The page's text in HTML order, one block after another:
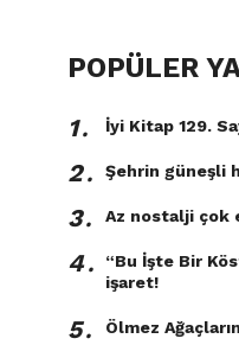
POPÜLER
1․ İyi Kitap 129.
2․ Şehrin güneşli
3․ Az nostalji çok
4․
“Bu İşte Bir
işaret!
5․ Ölmez